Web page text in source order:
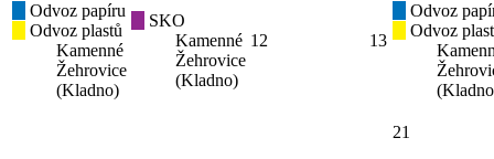
Odvoz papíru
Odvoz plastů
Kamenné
Žehrovice
(Kladno)
SKO
Kamenné
Žehrovice
(Kladno)
12 13
Odvoz
Odvoz
21